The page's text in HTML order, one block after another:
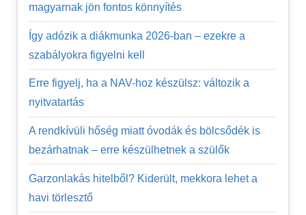
magyarnak jön fontos könnyítés
Így adózik a diákmunka 2026-ban – ezekre a
szabályokra figyelni kell
Erre figyelj, ha a NAV-hoz készülsz: változik a
nyitvatartás
A rendkívüli hőség miatt óvodák és bölcsődék is
bezárhatnak – erre készülhetnek a szülők
Garzonlakás hitelből? Kiderült, mekkora lehet a
havi törlesztő